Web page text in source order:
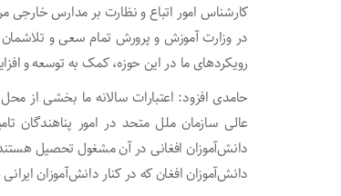
کارشناس امور اتباع و نظارت بر مدارس خارجی
در وزارت آموزش و پرورش تمام سعی و
رویکردهای ما در این حوزه، کمک به توسعه و
حامدی افزود: اعتبارات سالانه ما بخشی از
عالی سازمان ملل متحد در امور پناهندگان
دانش‌آموزان افغانی در آن مشغول تحصیل
دانش‌آموزان افغان که در کنار دانش‌آموزان